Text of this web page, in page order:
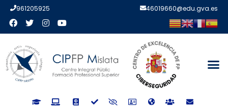
961205925 46019660@edu.gva.es